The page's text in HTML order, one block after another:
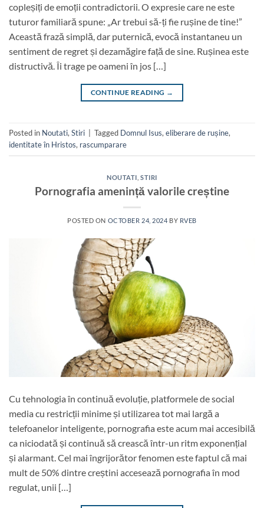
copleșiți de emoții contradictorii. O expresie care ne este
tuturor familiară spune: „Ar trebui să-ți fie rușine de tine!”
Această frază simplă, dar puternică, evocă instantaneu un
sentiment de regret și dezamăgire față de sine. Rușinea este
distructivă. Îi trage pe oameni în jos […]
CONTINUE READING →
Posted in Noutati,Stiri Tagged Domnul Isus,eliberare de rușine,
identitate în Hristos, rascumparare
NOUTATI ,STIRI
Pornografia amenință valorile creștine
POSTED ON OCTOBER 24, 2024 BY RVEB
Cu tehnologia în continuă evoluție, platformele de social
media cu restricții minime și utilizarea tot mai largă a
telefoanelor inteligente, pornografia este acum mai accesibilă
ca niciodată și continuă să crească într-un ritm exponențial
și alarmant. Cel mai îngrijorător fenomen este faptul că mai
mult de 50% dintre creștini accesează pornografia în mod
regulat, unii […]